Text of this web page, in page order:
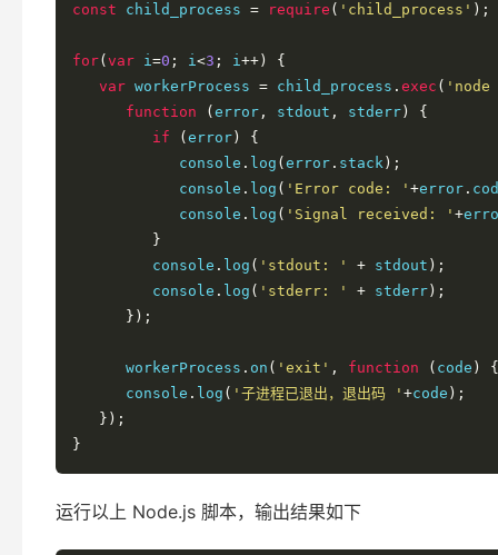
const child_process = require ( 'child_process' );
for( var i=0 ; i<3 ; i++)
{
var workerProcess = child_process . exec (
function
( error , stdout , stderr )
{
if
( error )
{
            console
. log ( error . stack );
            console
. log ( 'Error code: ' +error .
            console
. log ( 'Signal received: ' +
}
         console
. log ( 'stdout: ' + stdout );
         console
. log ( 'stderr: ' + stderr );
});
      workerProcess
. on ( 'exit' , function ( code )
{
      console
. log ( '子进程已退出，退出码 ' +code );
});
}
运行以上 Node.js 脚本，输出结果如下